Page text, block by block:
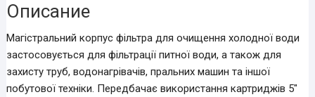
(з
різьбою)
Описание
Магістральний корпус фільтра для очищення холодної води
застосовується для фільтрації питної води, а також для
захисту труб, водонагрівачів, пральних машин та іншої
побутової техніки. Передбачає використання картриджів 5″